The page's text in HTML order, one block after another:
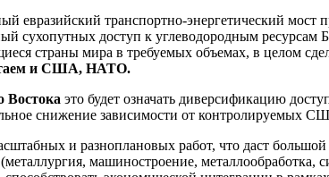
евразийский транспортно-энергетический
сухопутных доступ к углеводородным
страны мира в требуемых объемах, в целом
и США, НАТО.
Востока это будет означать диверсификацию
снижение зависимости от контролируемых
и разноплановых работ, что даст
машиностроение, металлообработка,